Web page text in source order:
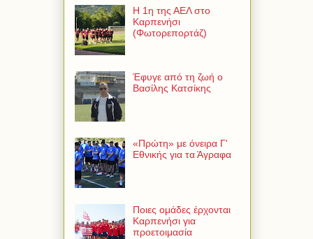
Η 1η της ΑΕΛ στο
Καρπενήσι
(Φωτορεπορτάζ)
Έφυγε από τη ζωή ο
Βασίλης Κατσίκης
«Πρώτη» με όνειρα Γ'
Εθνικής για τα Άγραφα
Ποιες ομάδες έρχονται
Καρπενήσι για
προετοιμασία